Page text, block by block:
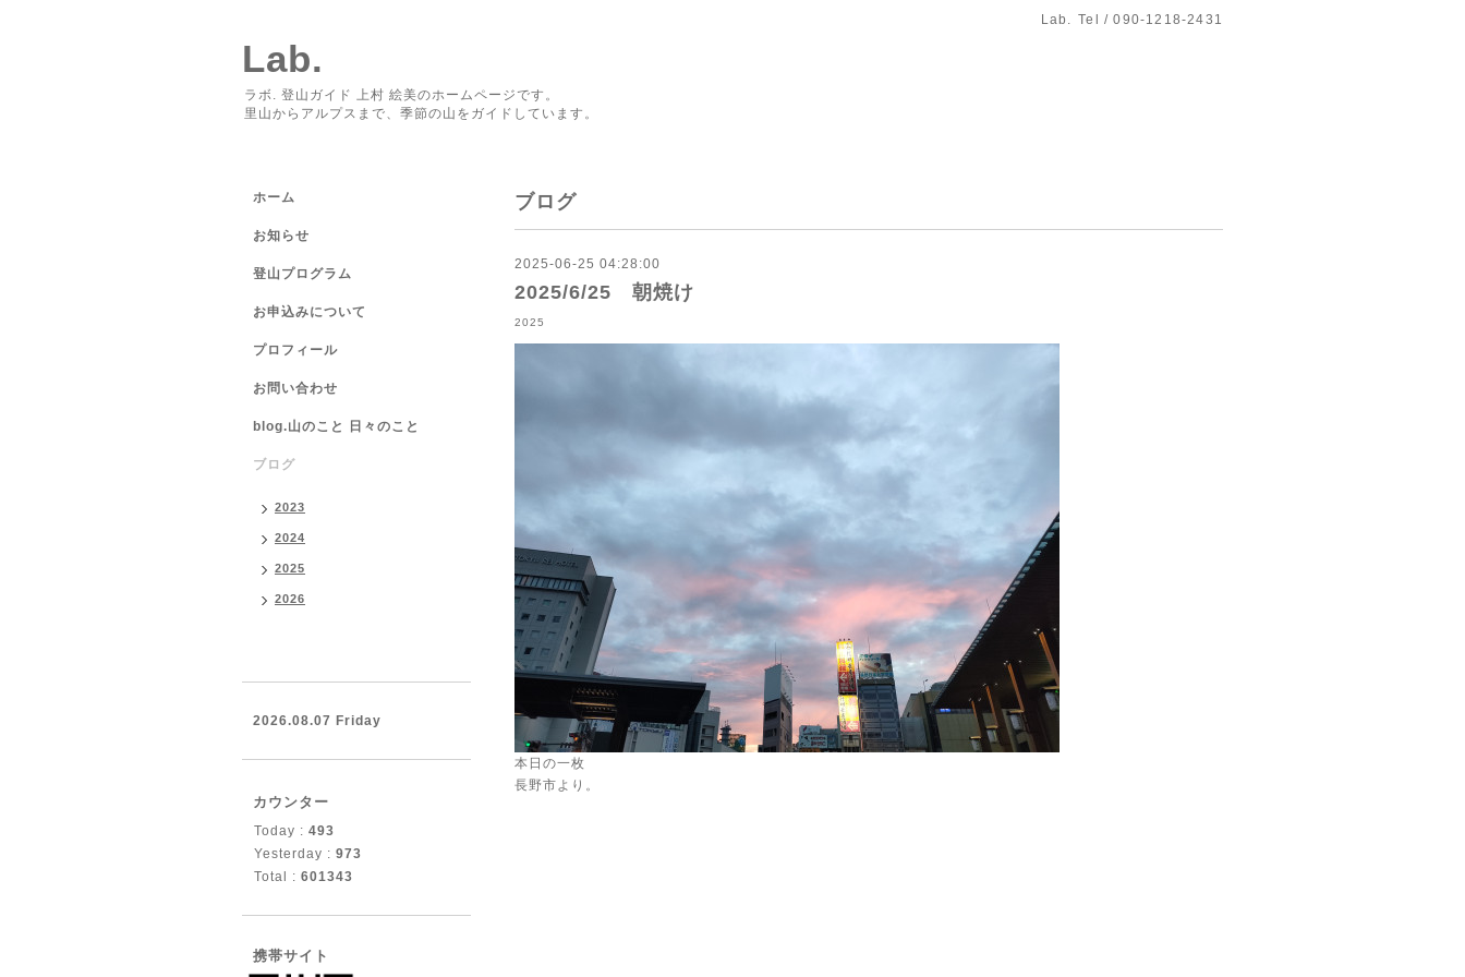
Lab. Tel / 090-1218-2431
Lab.
ラボ. 登山ガイド 上村 絵美のホームページです。
里山からアルプスまで、季節の山をガイドしています。
ブログ
2025-06-25 04:28:00
2025/6/25 朝焼け
2025
本日の一枚
長野市より。
ホーム
お知らせ
登山プログラム
お申込みについて
プロフィール
お問い合わせ
blog.山のこと 日々のこと
ブログ
2023
2024
2025
2026
2026.08.07 Friday
カウンター
Today : 493
Yesterday : 973
Total : 601343
携帯サイト